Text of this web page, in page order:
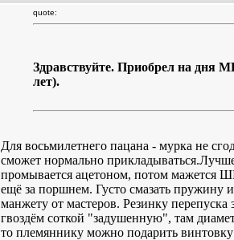
quote:
Здравствуйте. Приобрел на дня
лет).
Для восьмилетнего пацана - мурка не
сможет нормально
промывается ацетоном, потом мажется
ещё за поршнем. Густо смазать пружину
манжету от мастеров. Резинку
гвоздём соткой "задушенную", там
то племяннику можно подарить винтовку